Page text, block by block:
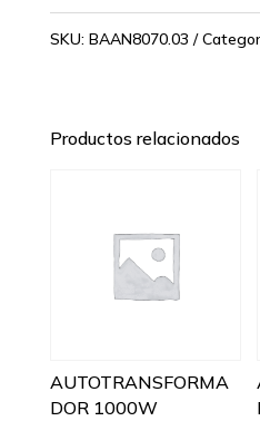
SKU: BAAN8070.03
Productos relacionados
AUTOTRANSFORMA
DOR 1000W